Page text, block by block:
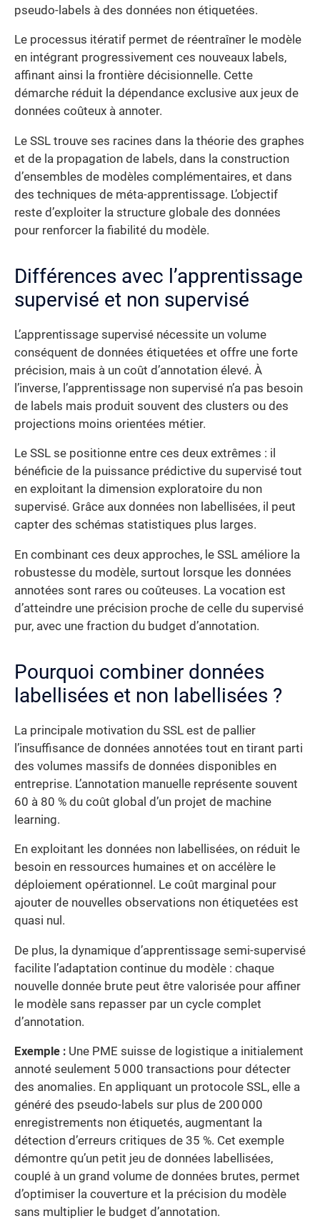
pseudo-labels à des données non étiquetées.
Le processus itératif permet de réentraîner le modèle
en intégrant progressivement ces nouveaux labels,
affinant ainsi la frontière décisionnelle. Cette
démarche réduit la dépendance exclusive aux jeux de
données coûteux à annoter.
Le SSL trouve ses racines dans la théorie des graphes
et de la propagation de labels, dans la construction
d’ensembles de modèles complémentaires, et dans
des techniques de méta-apprentissage. L’objectif
reste d’exploiter la structure globale des données
pour renforcer la fiabilité du modèle.
Différences avec l’apprentissage
supervisé et non supervisé
L’apprentissage supervisé nécessite un volume
conséquent de données étiquetées et offre une forte
précision, mais à un coût d’annotation élevé. À
l’inverse, l’apprentissage non supervisé n’a pas besoin
de labels mais produit souvent des clusters ou des
projections moins orientées métier.
Le SSL se positionne entre ces deux extrêmes : il
bénéficie de la puissance prédictive du supervisé tout
en exploitant la dimension exploratoire du non
supervisé. Grâce aux données non labellisées, il peut
capter des schémas statistiques plus larges.
En combinant ces deux approches, le SSL améliore la
robustesse du modèle, surtout lorsque les données
annotées sont rares ou coûteuses. La vocation est
d’atteindre une précision proche de celle du supervisé
pur, avec une fraction du budget d’annotation.
Pourquoi combiner données
labellisées et non labellisées ?
La principale motivation du SSL est de pallier
l’insuffisance de données annotées tout en tirant parti
des volumes massifs de données disponibles en
entreprise. L’annotation manuelle représente souvent
60 à 80 % du coût global d’un projet de machine
learning.
En exploitant les données non labellisées, on réduit le
besoin en ressources humaines et on accélère le
déploiement opérationnel. Le coût marginal pour
ajouter de nouvelles observations non étiquetées est
quasi nul.
De plus, la dynamique d’apprentissage semi-supervisé
facilite l’adaptation continue du modèle : chaque
nouvelle donnée brute peut être valorisée pour affiner
le modèle sans repasser par un cycle complet
d’annotation.
Exemple : Une PME suisse de logistique a initialement
annoté seulement 5 000 transactions pour détecter
des anomalies. En appliquant un protocole SSL, elle a
généré des pseudo-labels sur plus de 200 000
enregistrements non étiquetés, augmentant la
détection d’erreurs critiques de 35 %. Cet exemple
démontre qu’un petit jeu de données labellisées,
couplé à un grand volume de données brutes, permet
d’optimiser la couverture et la précision du modèle
sans multiplier le budget d’annotation.